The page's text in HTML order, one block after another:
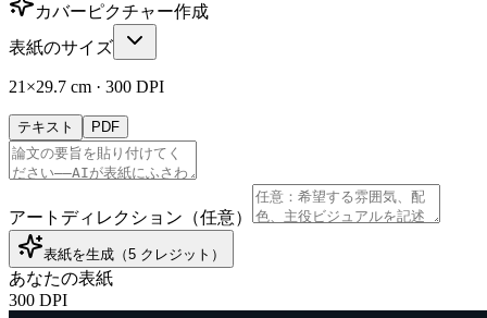
カバーピクチャー作成
表紙のサイズ
21×29.7 cm · 300 DPI
テキスト PDF
アートディレクション（任意）
表紙を生成（5 クレジット）
あなたの表紙
300 DPI